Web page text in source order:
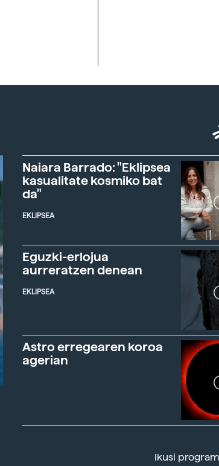
Naiara Barrado: "Eklipsea
kasualitate kosmiko bat
da"
EKLIPSEA
Eguzki-erlojua
aurreratzen denean
EKLIPSEA
Astro erregearen koroa
agerian
Ikusi